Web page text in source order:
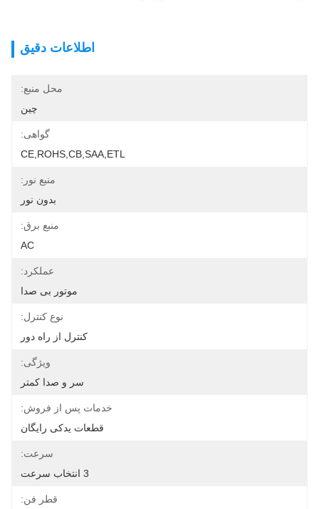
اطلاعات دقیق
محل منبع:
چین
گواهی:
CE,ROHS,CB,SAA,ETL
منبع نور:
بدون نور
منبع برق:
AC
عملکرد:
موتور بی صدا
نوع کنترل:
کنترل از راه دور
ویژگی:
سر و صدا کمتر
خدمات پس از فروش:
قطعات یدکی رایگان
سرعت:
قطر فن: